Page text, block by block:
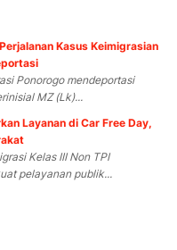
Kasus Keimigrasian
Ponorogo mendeportasi
MZ (Lk)...
Layanan di Car Free Day,
Kelas III Non TPI
pelayanan publik...